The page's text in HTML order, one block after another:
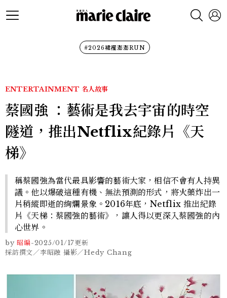
#2026裙襬澎澎RUN
ENTERTAINMENT 名人故事
蔡國強 ：藝術是我去宇宙的時空
隧道，推出Netflix紀錄片《天
梯》
稱蔡國強為當代最具影響的藝術大家，相信不會有人持異
議。他以爆破這種有機、無法預測的形式，將火藥炸出一
片稍縱即逝的絢爛景象。2016年底，Netflix 推出紀錄
片《天梯：蔡國強的藝術》，讓人得以更深入蔡國強的內
心世界。
by 昭編-2025/01/17更新
採訪撰文／李昭融 攝影／Hedy Chang